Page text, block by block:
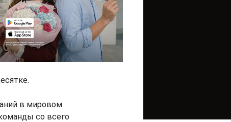
в мировом
со всего